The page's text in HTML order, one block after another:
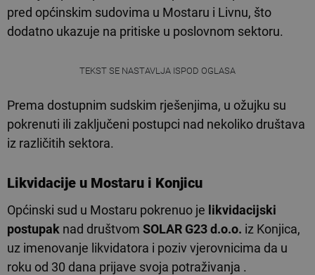
pred općinskim sudovima u Mostaru i Livnu, što
dodatno ukazuje na pritiske u poslovnom sektoru.
TEKST SE NASTAVLJA ISPOD OGLASA
Prema dostupnim sudskim rješenjima, u ožujku su
pokrenuti ili zaključeni postupci nad nekoliko društava
iz različitih sektora.
Likvidacije u Mostaru i Konjicu
Općinski sud u Mostaru pokrenuo je likvidacijski
postupak nad društvom SOLAR G23 d.o.o. iz Konjica,
uz imenovanje likvidatora i poziv vjerovnicima da u
roku od 30 dana prijave svoja potraživanja .